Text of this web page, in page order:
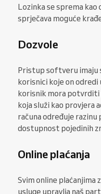
Lozinka se sprema
sprječava moguće
Dozvole
Pristup softveru imaju
korisnici koje on odredi
korisnik mora
koja služi kao provjera
računa određuje
dostupnost pojedinih
Online plaćanja
Svim online plaćanjima
usluge upravlja naš